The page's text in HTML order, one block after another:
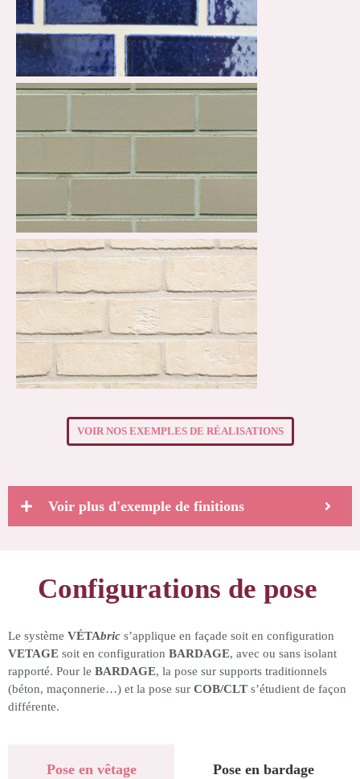
VOIR NOS EXEMPLES DE RÉALISATIONS
Voir plus d'exemple de finitions
Configurations de pose
Le système VÉTAbric s’applique en façade soit en configuration
VETAGE soit en configuration BARDAGE, avec ou sans isolant
rapporté. Pour le BARDAGE, la pose sur supports traditionnels
(béton, maçonnerie…) et la pose sur COB/CLT s’étudient de façon
différente.
Pose en vêtage Pose en bardage